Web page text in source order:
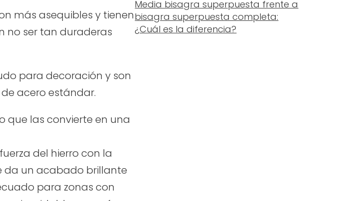
más asequibles y tienen
no ser tan duraderas
para decoración y son
acero estándar.
que las convierte en una
del hierro con la
da un acabado brillante
para zonas con
Media bisagra superpuesta frente a
bisagra superpuesta completa:
¿Cuál es la diferencia?